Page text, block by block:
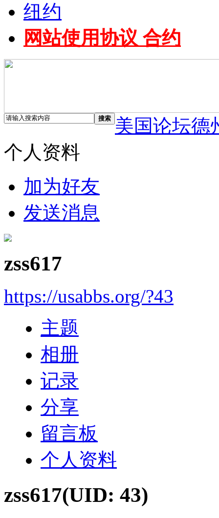
纽约
网站使用协议 合约
搜索
美国论坛德
个人资料
加为好友
发送消息
zss617
https://usabbs.org/?43
主题
相册
记录
分享
留言板
个人资料
zss617(UID: 43)